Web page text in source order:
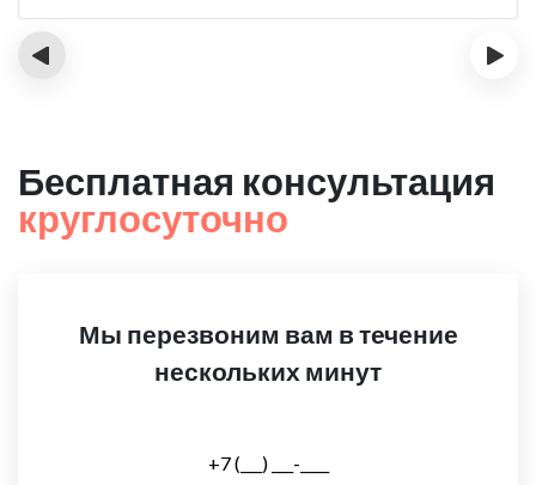
‹ ›
Бесплатная консультация
круглосуточно
Мы перезвоним вам в течение
нескольких минут